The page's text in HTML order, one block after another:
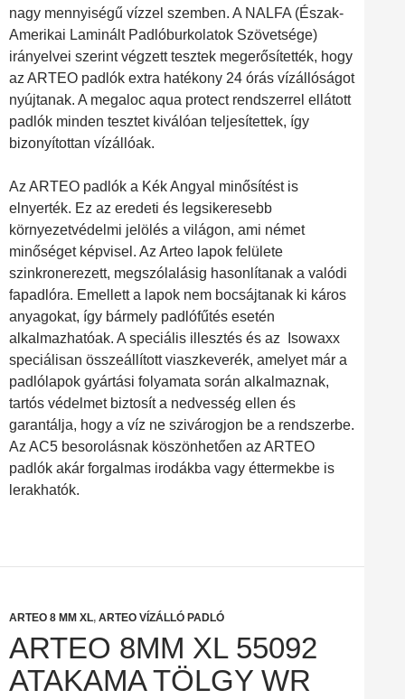
nagy mennyiségű vízzel szemben. A NALFA (Észak-
Amerikai Laminált Padlóburkolatok Szövetsége)
irányelvei szerint végzett tesztek megerősítették, hogy
az ARTEO padlók extra hatékony 24 órás vízállóságot
nyújtanak. A megaloc aqua protect rendszerrel ellátott
padlók minden tesztet kiválóan teljesítettek, így
bizonyítottan vízállóak.
Az ARTEO padlók a Kék Angyal minősítést is
elnyerték. Ez az eredeti és legsikeresebb
környezetvédelmi jelölés a világon, ami német
minőséget képvisel. Az Arteo lapok felülete
szinkronerezett, megszólalásig hasonlítanak a valódi
fapadlóra. Emellett a lapok nem bocsájtanak ki káros
anyagokat, így bármely padlófűtés esetén
alkalmazhatóak. A speciális illesztés és az Isowaxx
speciálisan összeállított viaszkeverék, amelyet már a
padlólapok gyártási folyamata során alkalmaznak,
tartós védelmet biztosít a nedvesség ellen és
garantálja, hogy a víz ne szivárogjon be a rendszerbe.
Az AC5 besorolásnak köszönhetően az ARTEO
padlók akár forgalmas irodákba vagy éttermekbe is
lerakhatók.
ARTEO 8 MM XL, ARTEO VÍZÁLLÓ PADLÓ
ARTEO 8MM XL 55092
ATAKAMA TÖLGY WR